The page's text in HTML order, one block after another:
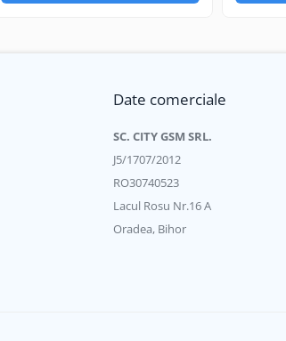
Date comerciale
SC. CITY GSM SRL.
J5/1707/2012
RO30740523
Lacul Rosu Nr.16 A
Oradea, Bihor